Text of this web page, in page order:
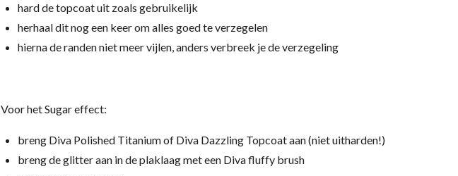
hard de topcoat uit zoals gebruikelijk
herhaal dit nog een keer om alles goed te verzegelen
hierna de randen niet meer vijlen, anders verbreek je de verzegeling
Voor het Sugar effect:
breng Diva Polished Titanium of Diva Dazzling Topcoat aan (niet uitharden!)
breng de glitter aan in de plaklaag met een Diva fluffy brush